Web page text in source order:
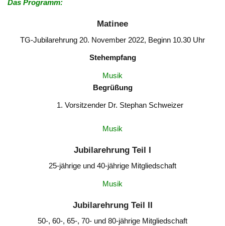
Das Programm:
Matinee
TG-Jubilarehrung 20. November 2022, Beginn 10.30 Uhr
Stehempfang
Musik
Begrüßung
Vorsitzender Dr. Stephan Schweizer
Musik
Jubilarehrung Teil I
25-jährige und 40-jährige Mitgliedschaft
Musik
Jubilarehrung Teil II
50-, 60-, 65-, 70- und 80-jährige Mitgliedschaft